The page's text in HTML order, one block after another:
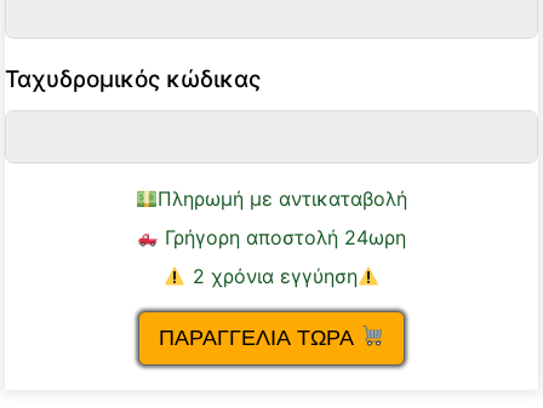
Ταχυδρομικός κώδικας
Πληρωμή με αντικαταβολή
Γρήγορη αποστολή 24ωρη
2 χρόνια εγγύηση
ΠΑΡΑΓΓΕΛΙΑ ΤΩΡΑ